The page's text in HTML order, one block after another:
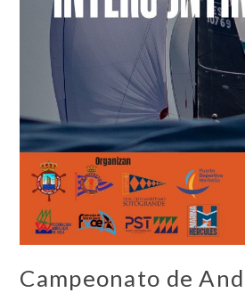
Campeonato de